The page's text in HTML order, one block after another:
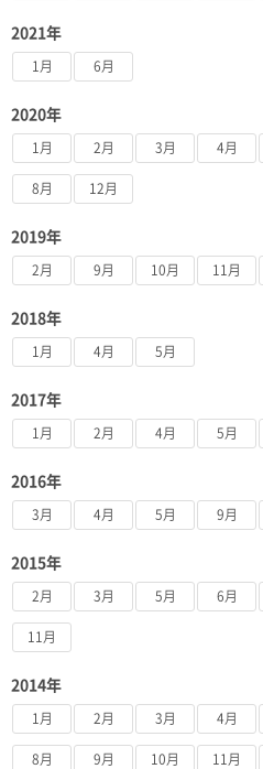
2021年
1月 6月
2020年
1月 2月 3月 4月
8月 12月
2019年
2月 9月 10月 11月
2018年
1月 4月 5月
2017年
1月 2月 4月 5月
2016年
3月 4月 5月 9月
2015年
2月 3月 5月 6月
11月
2014年
1月 2月 3月 4月
8月 9月 10月 11月